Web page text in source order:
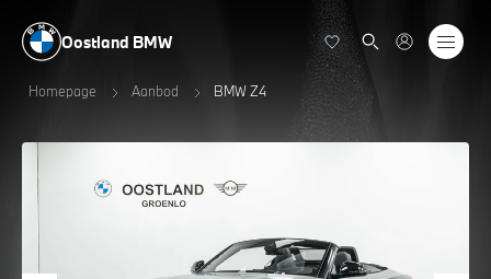
Oostland BMW
Homepage Aanbod BMW Z4